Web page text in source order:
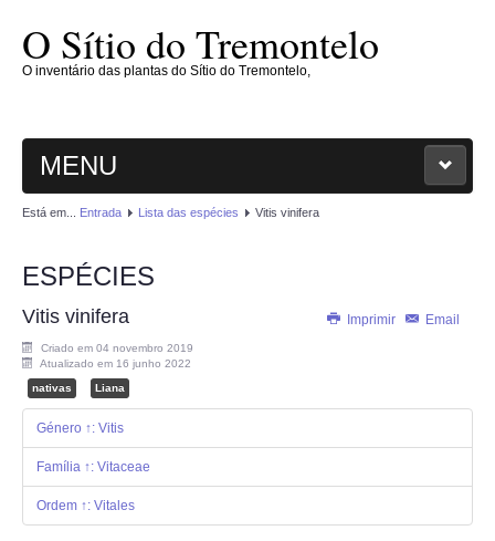
O Sítio do Tremontelo
O inventário das plantas do Sítio do Tremontelo,
MENU
ENTRADA
O SÍTIO
MAGNOLIOPHYTAE
FUNGI
ANIMALIA
Está em... Entrada Lista das espécies Vitis vinifera
ESPÉCIES
Imprimir Email
Vitis vinifera
Criado em 04 novembro 2019
Atualizado em 16 junho 2022
nativas
Liana
Género ↑: Vitis
Família ↑: Vitaceae
Ordem ↑: Vitales